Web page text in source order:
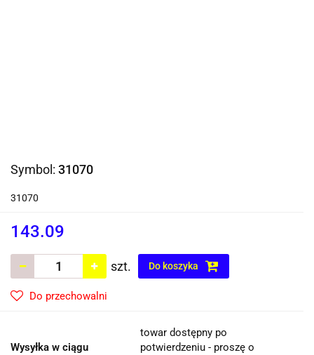
Symbol: 31070
31070
143.09
szt. Do koszyka
Do przechowalni
Wysyłka w ciągu
towar dostępny po
potwierdzeniu - proszę o